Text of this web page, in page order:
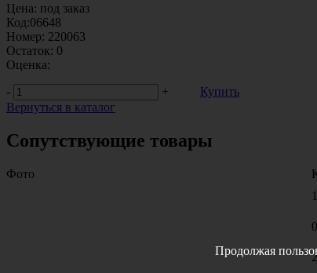
Цена: под заказ
Код:06648
Номер: 220063
Остаток: 0
Оценка:
-
+
Купить
Вернуться в каталог
Сопутствующие товары
Фото
Продолжая